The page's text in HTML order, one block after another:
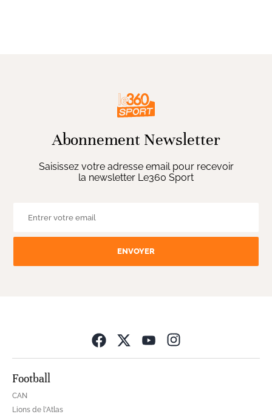
Abonnement Newsletter
Saisissez votre adresse email pour recevoir
la newsletter Le360 Sport
ENVOYER
Football
CAN
Lions de l'Atlas